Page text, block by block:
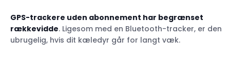
GPS-trackere uden abonnement har begrænset
rækkevidde. Ligesom med en Bluetooth-tracker, er den
ubrugelig, hvis dit kæledyr går for langt væk.